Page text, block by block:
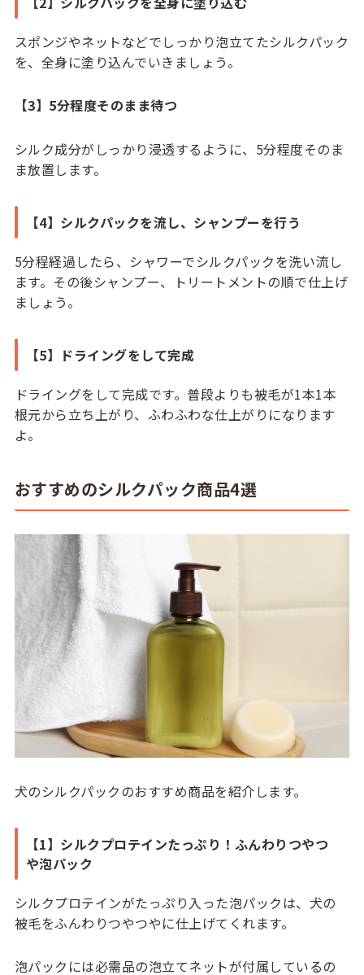
スポンジやネットなどでしっかり泡立てたシルクパック
を、全身に塗り込んでいきましょう。
【3】5分程度そのまま待つ
シルク成分がしっかり浸透するように、5分程度そのま
ま放置します。
【4】シルクパックを流し、シャンプーを行う
5分程経過したら、シャワーでシルクパックを洗い流し
ます。その後シャンプー、トリートメントの順で仕上げ
ましょう。
【5】ドライングをして完成
ドライングをして完成です。普段よりも被毛が1本1本
根元から立ち上がり、ふわふわな仕上がりになります
よ。
おすすめのシルクパック商品4選
犬のシルクパックのおすすめ商品を紹介します。
【1】シルクプロテインたっぷり！ふんわりつやつ
や泡パック
シルクプロテインがたっぷり入った泡パックは、犬の
被毛をふんわりつやつやに仕上げてくれます。
泡パックには必需品の泡立てネットが付属しているの